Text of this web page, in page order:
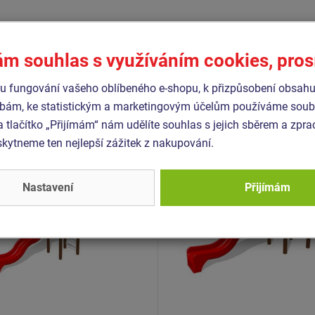
Podobnézboží
1018K-15
klasik UNK1018K
Produkt - UNK-1012K-15
Herní sestava klasik
- celokovová
souhlas s využíváním cookies,
fungování vašeho oblíbeného e-shopu, k přizpůsobení
ke statistickým a marketingovým účelům používáme
tlačítko „Přijímám“ nám udělíte souhlas s jejich sběrem a
ten nejlepší zážitek z nakupování.
Nastavení Přijímám